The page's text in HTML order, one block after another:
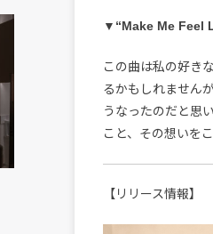
▼“Make Me Feel
この曲は私の好き
るかもしれません
うなったのだと思
こと、その想いを
【リリース情報】